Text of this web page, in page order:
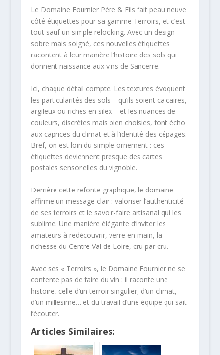
Le Domaine Fournier Père & Fils fait peau neuve
côté étiquettes pour sa gamme Terroirs, et c’est
tout sauf un simple relooking. Avec un design
sobre mais soigné, ces nouvelles étiquettes
racontent à leur manière l’histoire des sols qui
donnent naissance aux vins de Sancerre.
Ici, chaque détail compte. Les textures évoquent
les particularités des sols – qu’ils soient calcaires,
argileux ou riches en silex – et les nuances de
couleurs, discrètes mais bien choisies, font écho
aux caprices du climat et à l’identité des cépages.
Bref, on est loin du simple ornement : ces
étiquettes deviennent presque des cartes
postales sensorielles du vignoble.
Derrière cette refonte graphique, le domaine
affirme un message clair : valoriser l’authenticité
de ses terroirs et le savoir-faire artisanal qui les
sublime. Une manière élégante d’inviter les
amateurs à redécouvrir, verre en main, la
richesse du Centre Val de Loire, cru par cru.
Avec ses « Terroirs », le Domaine Fournier ne se
contente pas de faire du vin : il raconte une
histoire, celle d’un terroir singulier, d’un climat,
d’un millésime… et du travail d’une équipe qui sait
l’écouter.
Articles Similaires: